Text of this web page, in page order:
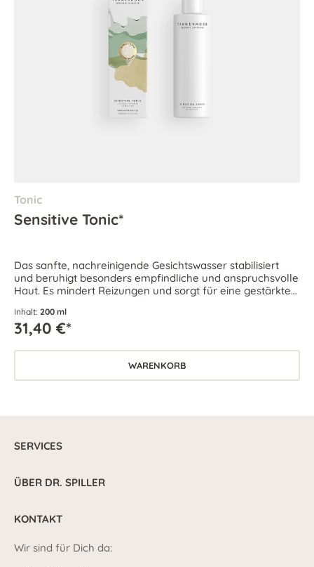
Tonic
Sensitive Tonic*
Das sanfte, nachreinigende Gesichtswasser stabilisiert
und beruhigt besonders empfindliche und anspruchsvolle
Haut. Es mindert Reizungen und sorgt für eine gestärkte
Inhalt: 200 ml
31,40 €*
WARENKORB
SERVICES
ÜBER DR. SPILLER
KONTAKT
Wir sind für Dich da: